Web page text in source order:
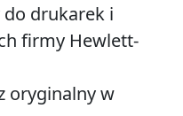
drukarek i
firmy Hewlett-
oryginalny w